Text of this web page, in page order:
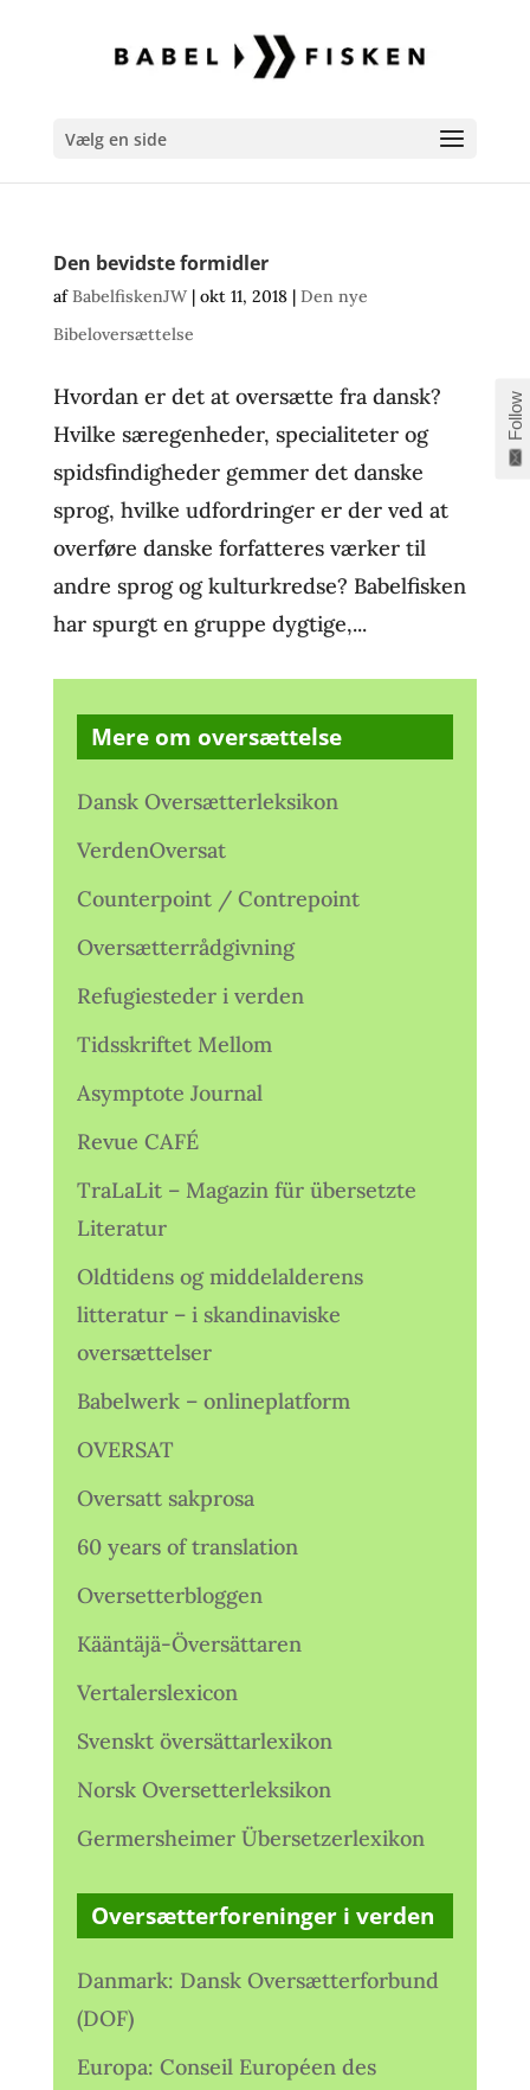
Vælg en side
Den bevidste formidler
afBabelfiskenJW| okt 11, 2018| Den nye
Bibeloversættelse
Hvordan er det at oversætte fra dansk?
Hvilke særegenheder, specialiteter og
spidsfindigheder gemmer det danske
sprog, hvilke udfordringer er der ved at
overføre danske forfatteres værker til
andre sprog og kulturkredse? Babelfisken
har spurgt en gruppe dygtige,...
Mere om oversættelse
Dansk Oversætterleksikon
VerdenOversat
Counterpoint / Contrepoint
Oversætterrådgivning
Refugiesteder i verden
Tidsskriftet Mellom
Asymptote Journal
Revue CAFÉ
TraLaLit – Magazin für übersetzte
Literatur
Oldtidens og middelalderens
litteratur – i skandinaviske
oversættelser
Babelwerk – onlineplatform
OVERSAT
Oversatt sakprosa
60 years of translation
Oversetterbloggen
Kääntäjä-Översättaren
Vertalerslexicon
Svenskt översättarlexikon
Norsk Oversetterleksikon
Germersheimer Übersetzerlexikon
Oversætterforeninger i verden
Danmark: Dansk Oversætterforbund
(DOF)
Europa: Conseil Européen des
Follow